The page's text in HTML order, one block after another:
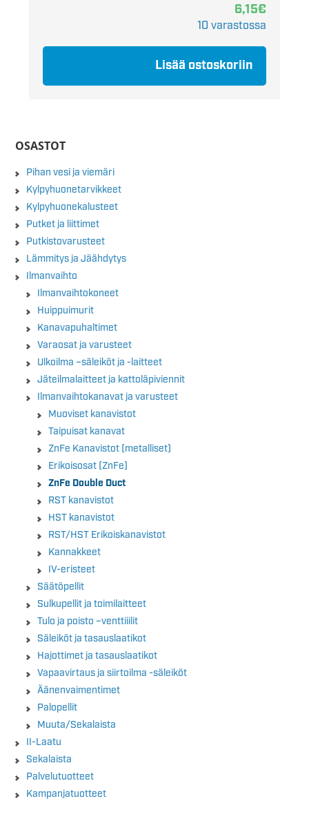
6,15€
10 varastossa
Lisää ostoskoriin
OSASTOT
Pihan vesi ja viemäri
Kylpyhuonetarvikkeet
Kylpyhuonekalusteet
Putket ja liittimet
Putkistovarusteet
Lämmitys ja Jäähdytys
Ilmanvaihto
Ilmanvaihtokoneet
Huippuimurit
Kanavapuhaltimet
Varaosat ja varusteet
Ulkoilma –säleiköt ja -laitteet
Jäteilmalaitteet ja kattoläpiviennit
Ilmanvaihtokanavat ja varusteet
Muoviset kanavistot
Taipuisat kanavat
ZnFe Kanavistot (metalliset)
Erikoisosat (ZnFe)
ZnFe Double Duct
RST kanavistot
HST kanavistot
RST/HST Erikoiskanavistot
Kannakkeet
IV-eristeet
Säätöpellit
Sulkupellit ja toimilaitteet
Tulo ja poisto –venttiiilit
Säleiköt ja tasauslaatikot
Hajottimet ja tasauslaatikot
Vapaavirtaus ja siirtoilma -säleiköt
Äänenvaimentimet
Palopellit
Muuta/Sekalaista
II-Laatu
Sekalaista
Palvelutuotteet
Kampanjatuotteet